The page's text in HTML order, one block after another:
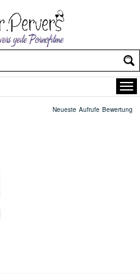
Neueste Aufrufe Bewertung